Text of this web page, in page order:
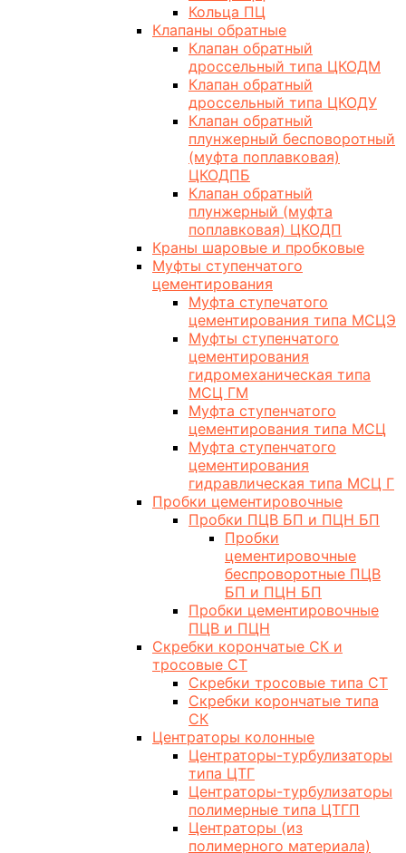
Кольца ПЦ
Клапаны обратные
Клапан обратный
дроссельный типа ЦКОДМ
Клапан обратный
дроссельный типа ЦКОДУ
Клапан обратный
плунжерный бесповоротный
(муфта поплавковая)
ЦКОДПБ
Клапан обратный
плунжерный (муфта
поплавковая) ЦКОДП
Краны шаровые и пробковые
Муфты ступенчатого
цементирования
Муфта ступечатого
цементирования типа МСЦЭ
Муфты ступенчатого
цементирования
гидромеханическая типа
МСЦ ГМ
Муфта ступенчатого
цементирования типа МСЦ
Муфта ступенчатого
цементирования
гидравлическая типа МСЦ Г
Пробки цементировочные
Пробки ПЦВ БП и ПЦН БП
Пробки
цементировочные
беспроворотные ПЦВ
БП и ПЦН БП
Пробки цементировочные
ПЦВ и ПЦН
Скребки корончатые СК и
тросовые СТ
Скребки тросовые типа СТ
Скребки корончатые типа
СК
Центраторы колонные
Центраторы-турбулизаторы
типа ЦТГ
Центраторы-турбулизаторы
полимерные типа ЦТГП
Центраторы (из
полимерного материала)